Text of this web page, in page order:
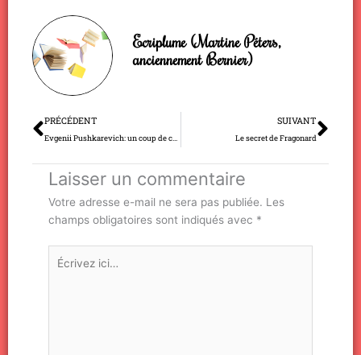
Ecriplume (Martine Péters,
anciennement Bernier)
Précédent
PRÉCÉDENT
Evgenii Pushkarevich: un coup de coeur dans la rue
SUIVANT
Le secret de Fragonard
Laisser un commentaire
Votre adresse e-mail ne sera pas publiée. Les
champs obligatoires sont indiqués avec *
Écrivez
ici…